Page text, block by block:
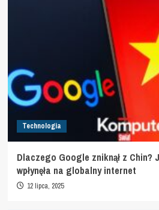
Technologia
Dlaczego Google zniknął z Chin?
wpłynęła na globalny internet
12 lipca, 2025